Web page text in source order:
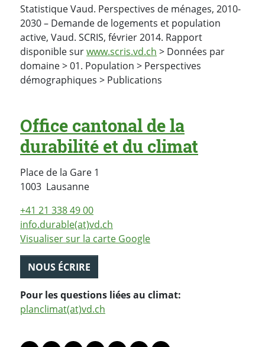
Statistique Vaud. Perspectives de ménages, 2010-
2030 – Demande de logements et population
active, Vaud. SCRIS, février 2014. Rapport
disponible surwww.scris.vd.ch > Données par
domaine > 01. Population > Perspectives
démographiques > Publications
Office cantonal de la
durabilité et du climat
Place de la Gare 1
1003 LausanneSuisse
+41 21 338 49 00
info.durable(at)vd.ch
Visualiser sur la carte Google
NOUS ÉCRIRE
Pour les questions liées au climat:
planclimat(at)vd.ch